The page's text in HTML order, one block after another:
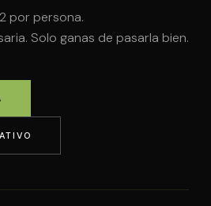
por persona.
Solo ganas de pasarla bien.